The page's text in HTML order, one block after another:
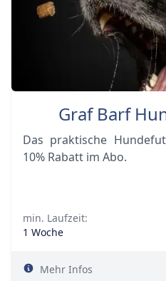
Graf Barf
Das praktische
10% Rabatt im Abo.
min. Laufzeit:
1 Woche
Mehr Infos